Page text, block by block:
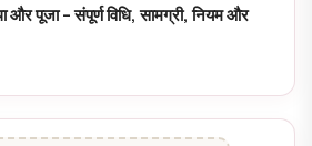
और पूजा – संपूर्ण विधि, सामग्री, नियम और